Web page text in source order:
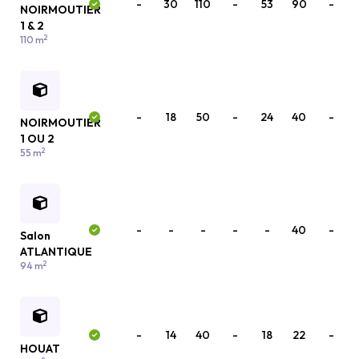
NOIRMOUTIER
1 & 2
110 m2
- 30 110 - 53 90 -
NOIRMOUTIER
1 OU 2
55 m2
- 18 50 - 24 40 -
Salon
ATLANTIQUE
94 m2
- - - - - 40 -
HOUAT
- 14 40 - 18 22 -